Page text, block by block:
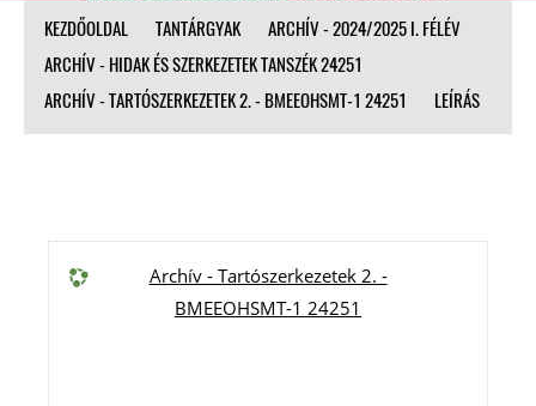
KEZDŐOLDAL TANTÁRGYAK
ARCHÍV - 2024/2025 I. FÉLÉV
ARCHÍV - HIDAK ÉS SZERKEZETEK TANSZÉK 24251
ARCHÍV - TARTÓSZERKEZETEK 2. - BMEEOHSMT-1 24251
LEÍRÁS
Archív - Tartószerkezetek 2. -
BMEEOHSMT-1 24251